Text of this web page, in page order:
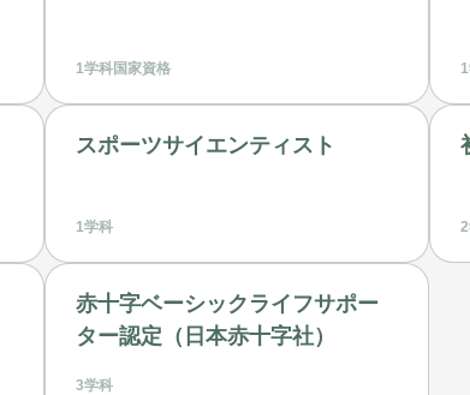
1学科国家資格
スポーツサイエンティスト
1学科
赤十字ベーシックライフサポー
ター認定（日本赤十字社）
3学科